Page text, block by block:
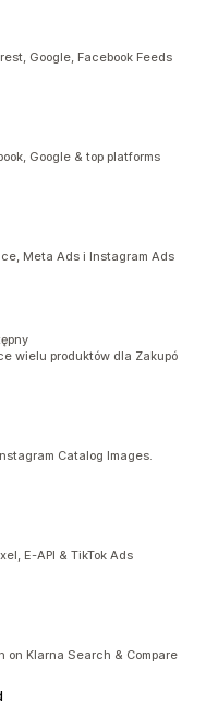
Google, Facebook Feeds
Google & top platforms
Meta Ads i Instagram Ads
wielu produktów dla Zakupó
Catalog Images.
E-API & TikTok Ads
on Klarna Search & Compare